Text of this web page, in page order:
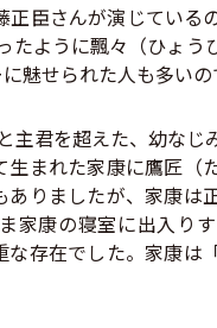
臣さんが演じている
たように飄々（ひょう
魅せられた人も多いの
君を超えた、幼なじ
まれた家康に鷹匠（
りましたが、家康は
家康の寝室に出入り
存在でした。家康は